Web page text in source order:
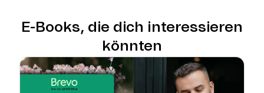
E-Books, die dich interessieren
könnten